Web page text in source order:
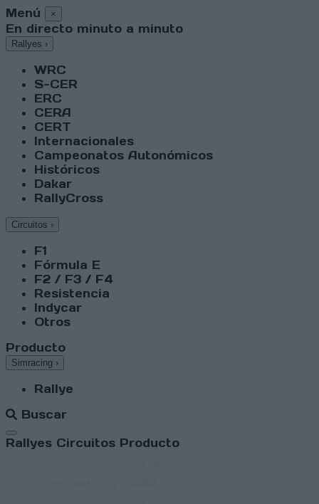
Menú ×
En directo minuto a minuto
Rallyes ›
WRC
S-CER
ERC
CERA
CERT
Internacionales
Campeonatos Autonómicos
Históricos
Dakar
RallyCross
Circuitos ›
F1
Fórmula E
F2 / F3 / F4
Resistencia
Indycar
Otros
Producto
Simracing ›
Rallye
Buscar
Abrir menú
Rallyes Circuitos Producto